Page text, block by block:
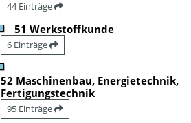
44 Einträge
51 Werkstoffkunde
6 Einträge
52 Maschinenbau, Energietechnik,
Fertigungstechnik
95 Einträge